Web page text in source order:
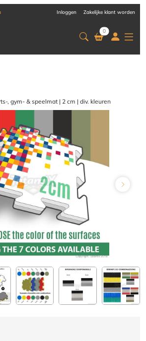
Inloggen Zakelijke klant worden
0
, gym- & speelmat | 2 cm | div. kleuren